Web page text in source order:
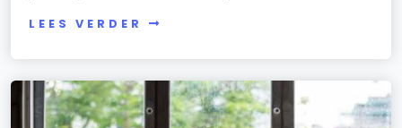
LEES VERDER